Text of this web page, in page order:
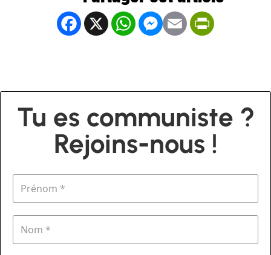
Facebook
X WhatsApp
Messenger
Email
Tu es communiste ?
Rejoins-nous !